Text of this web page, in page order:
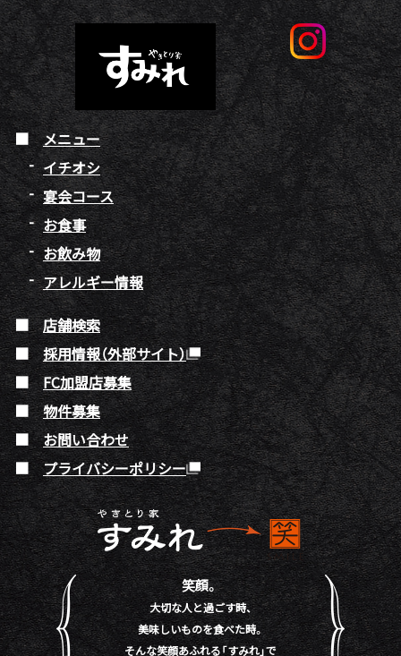
メニュー
イチオシ
宴会コース
お食事
お飲み物
アレルギー情報
店舗検索
採用情報（外部サイト）
FC加盟店募集
物件募集
お問い合わせ
プライバシーポリシー
笑顔。
大切な人と過ごす時、
美味しいものを食べた時。
そんな笑顔あふれる「すみれ」で